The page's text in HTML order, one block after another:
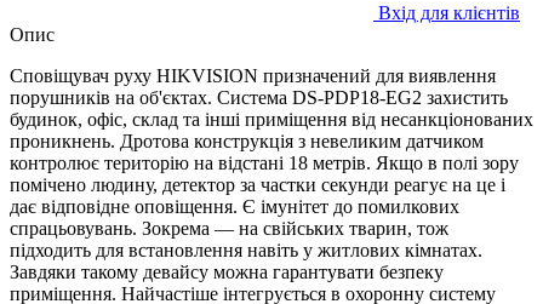
Вхід для клієнтів
Опис
Сповіщувач руху HIKVISION призначений для виявлення
порушників на об'єктах. Система DS-PDP18-EG2 захистить
будинок, офіс, склад та інші приміщення від несанкціонованих
проникнень. Дротова конструкція з невеликим датчиком
контролює територію на відстані 18 метрів. Якщо в полі зору
помічено людину, детектор за частки секунди реагує на це і
дає відповідне оповіщення. Є імунітет до помилкових
спрацьовувань. Зокрема — на свійських тварин, тож
підходить для встановлення навіть у житлових кімнатах.
Завдяки такому девайсу можна гарантувати безпеку
приміщення. Найчастіше інтегрується в охоронну систему